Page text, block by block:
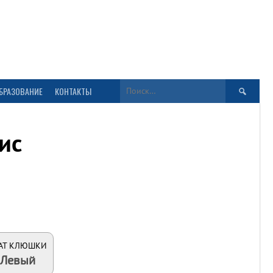
КОНТАКТЫ Найти:
КЛЮШКИ
Левый